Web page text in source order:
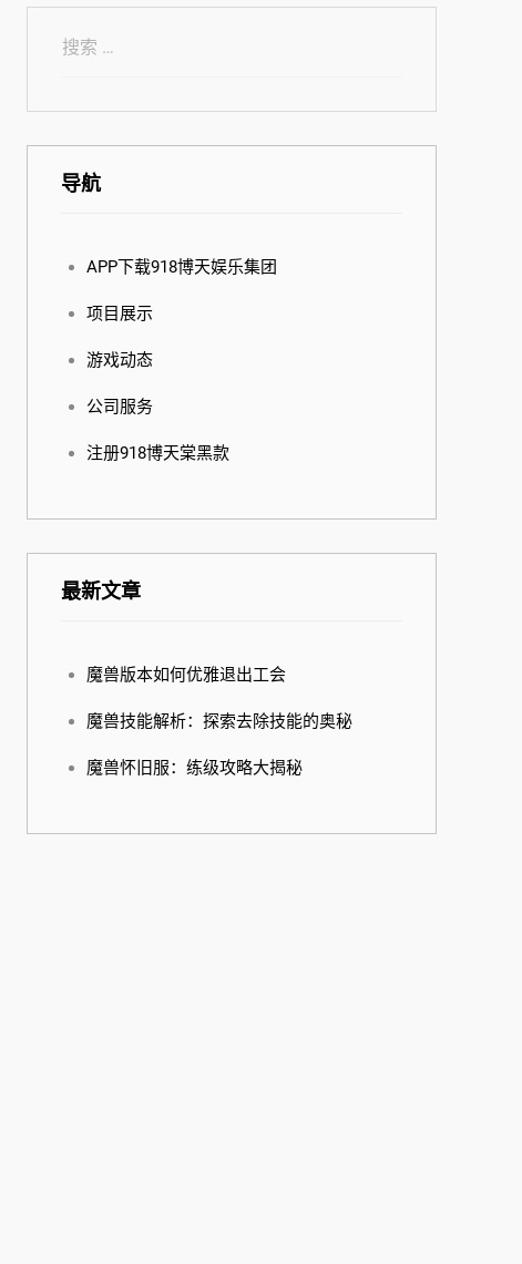
导航
APP下载918博天娱乐集团
项目展示
游戏动态
公司服务
注册918博天棠黑款
最新文章
魔兽版本如何优雅退出工会
魔兽技能解析：探索去除技能的奥秘
魔兽怀旧服：练级攻略大揭秘